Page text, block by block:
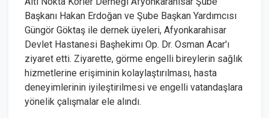
Başkanı Hakan Erdoğan ve Şube Başkan Yardımcısı
Güngör Göktaş ile dernek üyeleri, Afyonkarahisar
Devlet Hastanesi Başhekimı Op. Dr. Osman Acar'ı
ziyaret etti. Ziyarette, görme engelli bireylerin sağlık
hizmetlerine erişiminin kolaylaştırılması, hasta
deneyimlerinin iyileştirilmesi ve engelli vatandaşlara
yönelik çalışmalar ele alındı.